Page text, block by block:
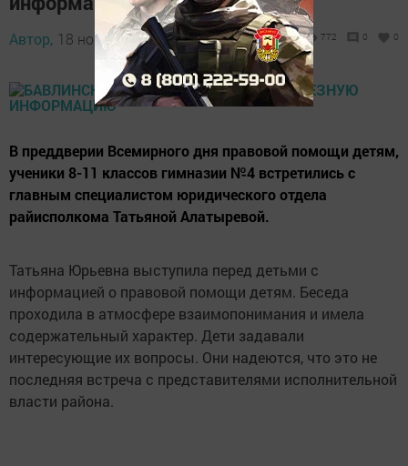
Автор, 18 ноября 2016 - 11:52 772 0 0
В преддверии Всемирного дня правовой помощи детям,
ученики 8-11 классов гимназии №4 встретились с
главным специалистом юридического отдела
райисполкома Татьяной Алатыревой.
Татьяна Юрьевна выступила перед детьми с
информацией о правовой помощи детям. Беседа
проходила в атмосфере взаимопонимания и имела
содержательный характер. Дети задавали
интересующие их вопросы. Они надеются, что это не
последняя встреча с представителями исполнительной
власти района.